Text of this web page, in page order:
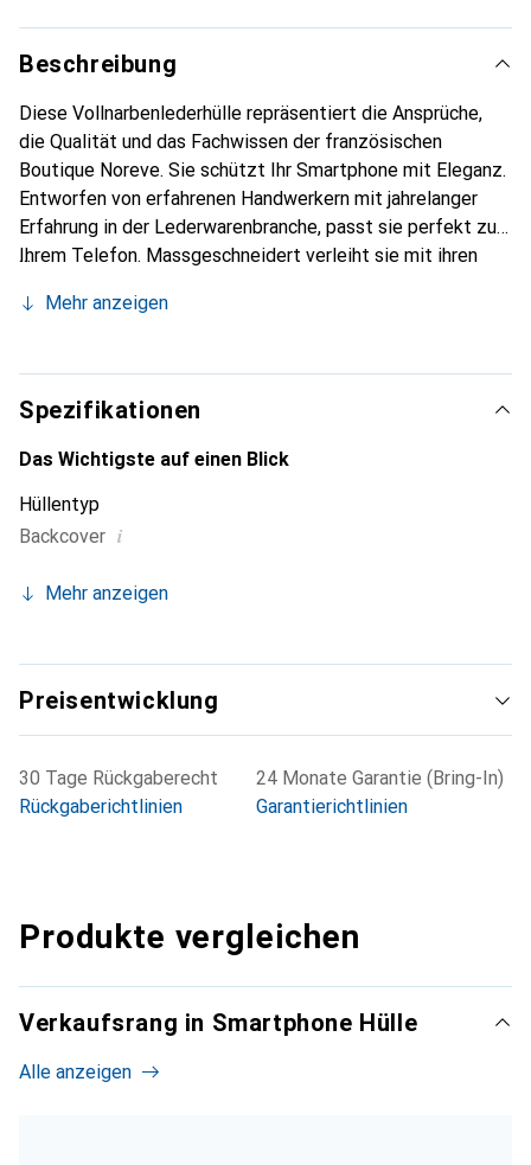
Beschreibung
Diese Vollnarbenlederhülle repräsentiert die Ansprüche,
die Qualität und das Fachwissen der französischen
Boutique Noreve. Sie schützt Ihr Smartphone mit Eleganz.
Entworfen von erfahrenen Handwerkern mit jahrelanger
Erfahrung in der Lederwarenbranche, passt sie perfekt zu
Ihrem Telefon. Massgeschneidert verleiht sie mit ihren
Sie wird zum schicken und unverzichtbaren Accessoire. Die
Produkte anerkannt und eine zuverlässige Wahl für eine
anspruchsvolle Kundschaft.
Mehr anzeigen
Spezifikationen
Das Wichtigste auf einen Blick
Hüllentyp
Backcover i
Mehr anzeigen
Preisentwicklung
30 Tage Rückgaberecht
Rückgaberichtlinien
24 Monate Garantie (Bring-In)
Garantierichtlinien
Produkte vergleichen
Verkaufsrang in Smartphone Hülle
Alle anzeigen